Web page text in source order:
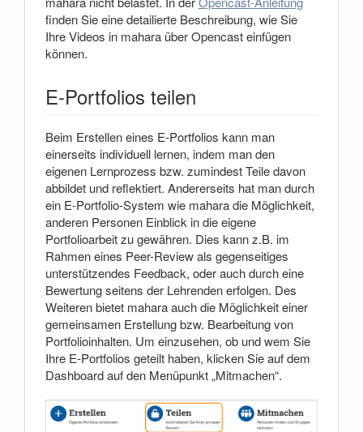
finden Sie eine detailierte Beschreibung, wie Sie
Ihre Videos in mahara über Opencast einfügen
können.
E-Portfolios teilen
Beim Erstellen eines E-Portfolios kann man
einerseits individuell lernen, indem man den
eigenen Lernprozess bzw. zumindest Teile davon
abbildet und reflektiert. Andererseits hat man durch
ein E-Portfolio-System wie mahara die Möglichkeit,
anderen Personen Einblick in die eigene
Portfolioarbeit zu gewähren. Dies kann z.B. im
Rahmen eines Peer-Review als gegenseitiges
unterstützendes Feedback, oder auch durch eine
Bewertung seitens der Lehrenden erfolgen. Des
Weiteren bietet mahara auch die Möglichkeit einer
gemeinsamen Erstellung bzw. Bearbeitung von
Portfolioinhalten. Um einzusehen, ob und wem Sie
Ihre E-Portfolios geteilt haben, klicken Sie auf dem
Dashboard auf den Menüpunkt „Mitmachen“.